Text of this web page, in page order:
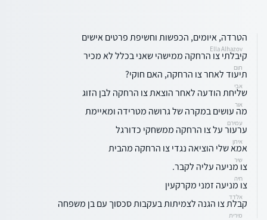
הטרדה, איומים, הכפשות וחשיפת פרטים אישים
Ella Alhazov
קיבלתי צו הרחקה ממישהי שאני בכלל לא מכיר
תום
תיעוד לאחר צו הרחקה, האם חוקי?
אבי
שליחת הודעה לאחר הוצאת צו הרחקה לבן הזוג
אור
מה עושים במקרה של גרושה מטרידה ומאיימת
עמירם
ערעור על צו הרחקה ממשחקי כדורגל
איתן
אמא שלי הוציאה נגדי צו הרחקה מהבית
שיר
צו מניעה עליה לקבר.
חיה
צו מניעה זמני מקרקעין
אלדד
קבלת צו הגנה לצמיתות בעקבות סכסוך עם בן משפחה
מירית